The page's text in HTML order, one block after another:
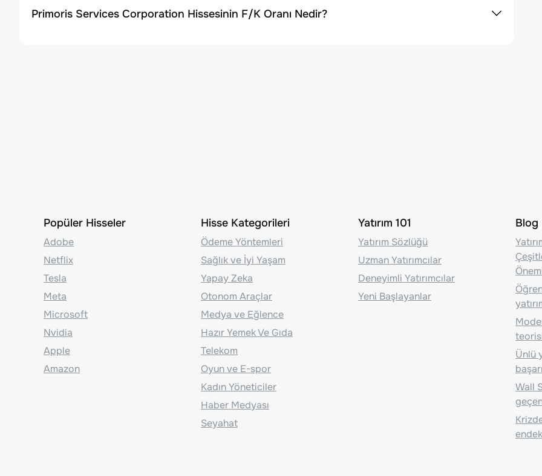
Primoris Services Corporation Hissesinin F/K Oranı Nedir?
Popüler Hisseler
Adobe
Netflix
Tesla
Meta
Microsoft
Nvidia
Apple
Amazon
Hisse Kategorileri
Ödeme Yöntemleri
Sağlık ve İyi Yaşam
Yapay Zeka
Otonom Araçlar
Medya ve Eğlence
Hazır Yemek Ve Gıda
Telekom
Oyun ve E-spor
Kadın Yöneticiler
Haber Medyası
Seyahat
Yatırım 101
Yatırım Sözlüğü
Uzman Yatırımcılar
Deneyimli Yatırımcılar
Yeni Başlayanlar
Blog
Ünlü
Wall